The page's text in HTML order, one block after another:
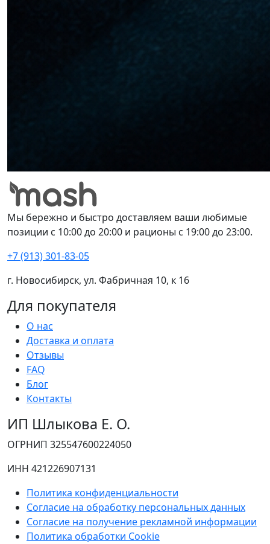
Мы бережно и быстро доставляем ваши любимые
позиции с 10:00 до 20:00 и рационы с 19:00 до 23:00.
+7 (913) 301-83-05
г. Новосибирск, ул. Фабричная 10, к 16
Для покупателя
О нас
Доставка и оплата
Отзывы
FAQ
Блог
Контакты
ИП Шлыкова Е. О.
ОГРНИП 325547600224050
ИНН 421226907131
Политика конфиденциальности
Согласие на обработку персональных данных
Согласие на получение рекламной информации
Политика обработки Cookie